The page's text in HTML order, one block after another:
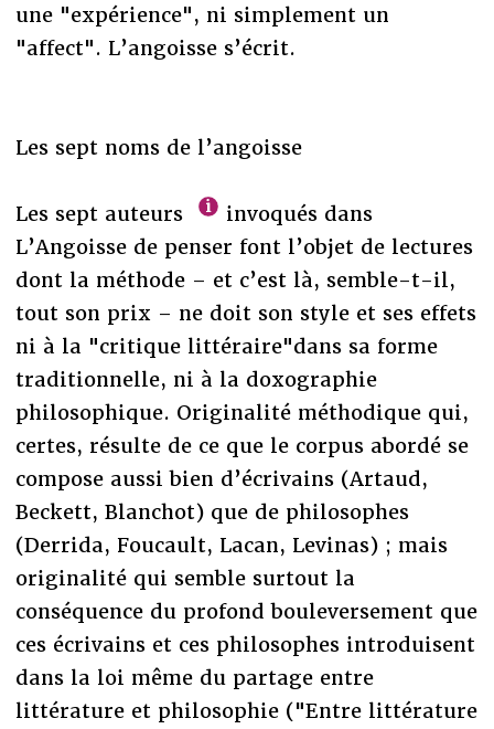
une "expérience", ni simplement un
"affect". L’angoisse s’écrit.
Les sept noms de l’angoisse
Les sept auteurs
invoqués dans
L’Angoisse de penser font l’objet de lectures
dont la méthode – et c’est là, semble-t-il,
tout son prix – ne doit son style et ses effets
ni à la "critique littéraire"dans sa forme
traditionnelle, ni à la doxographie
philosophique. Originalité méthodique qui,
certes, résulte de ce que le corpus abordé se
compose aussi bien d’écrivains (Artaud,
Beckett, Blanchot) que de philosophes
(Derrida, Foucault, Lacan, Levinas) ; mais
originalité qui semble surtout la
conséquence du profond bouleversement que
ces écrivains et ces philosophes introduisent
dans la loi même du partage entre
littérature et philosophie ("Entre littérature